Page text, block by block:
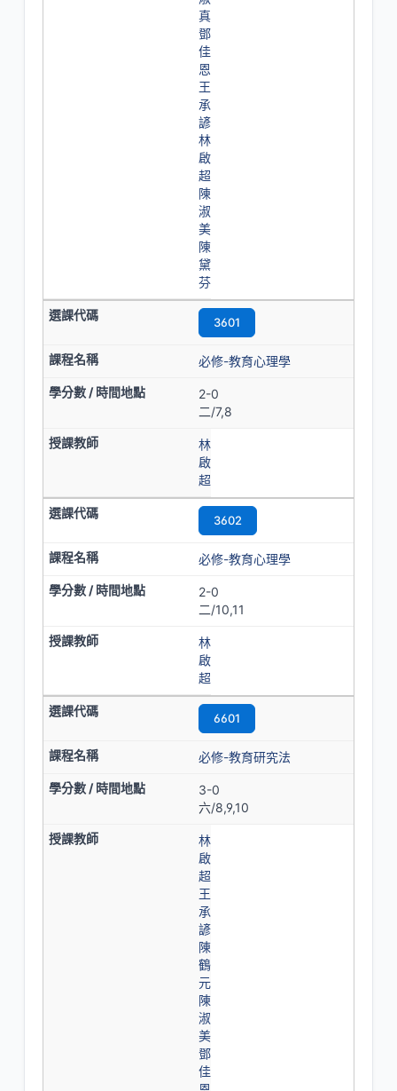
真
鄧
佳
恩
王
承
諺
林
啟
超
陳
淑
美
陳
黛
芬
3601
必修-教育心理學
2-0
二/7,8
林
啟
超
3602
必修-教育心理學
2-0
二/10,11
林
啟
超
6601
必修-教育研究法
3-0
六/8,9,10
林
啟
超
王
承
諺
陳
鶴
元
陳
淑
美
鄧
佳